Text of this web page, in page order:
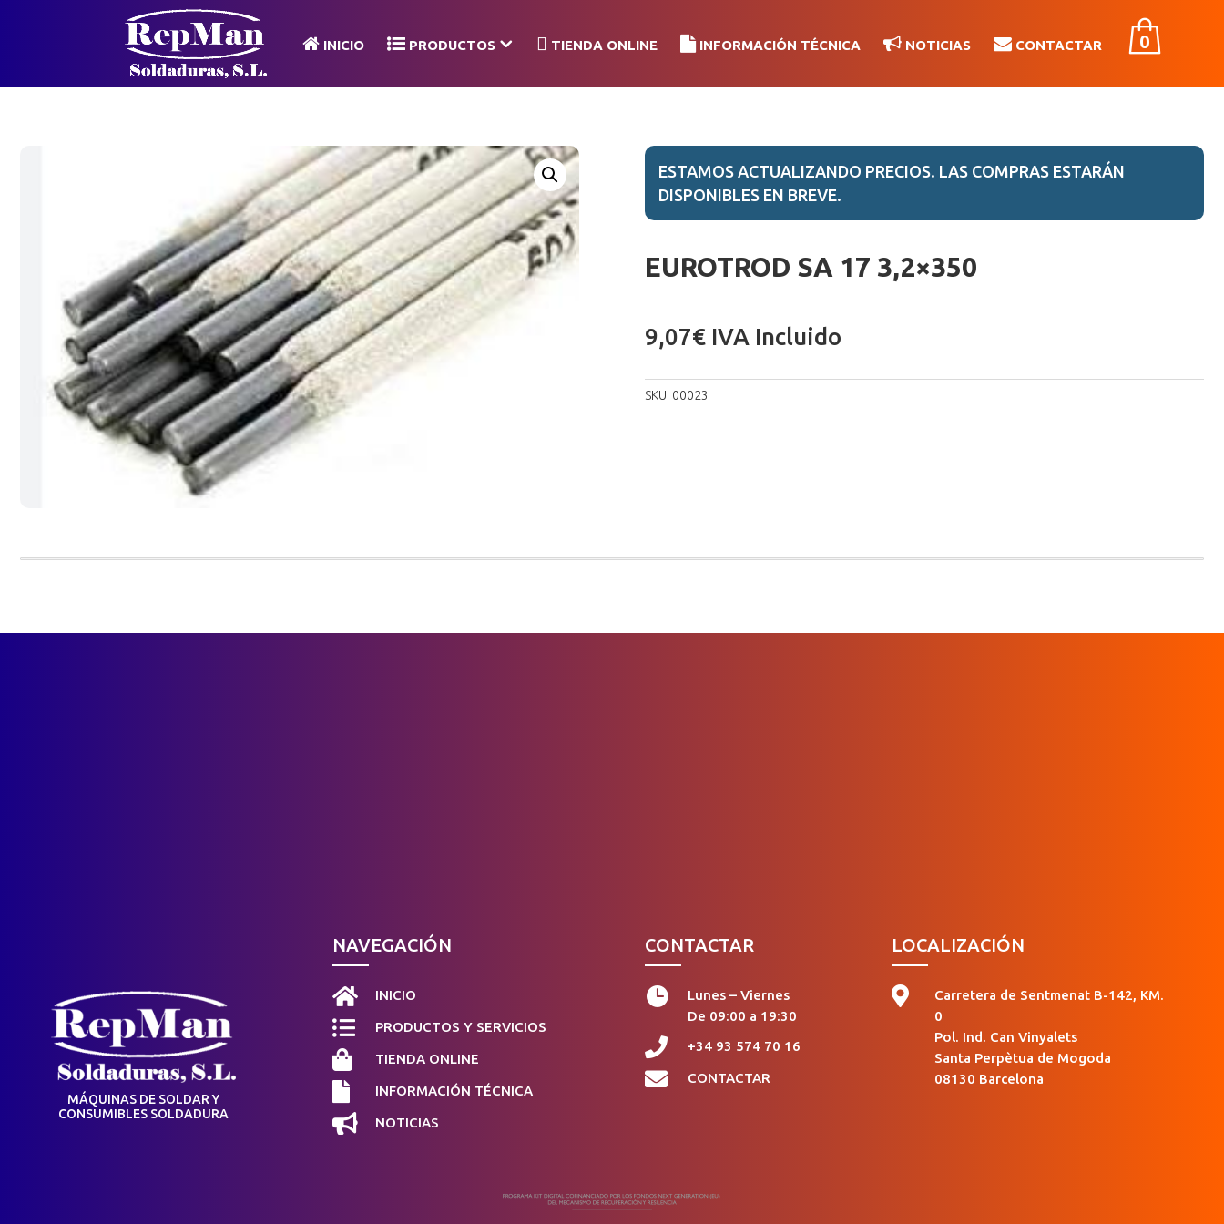
INICIO PRODUCTOS TIENDA ONLINE INFORMACIÓN TÉCNICA NOTICIAS CONTACTAR
ESTAMOS ACTUALIZANDO PRECIOS. LAS COMPRAS ESTARÁN
DISPONIBLES EN BREVE.
EUROTROD SA 17 3,2×350
9,07€ IVA Incluido
SKU: 00023
MÁQUINAS DE SOLDAR Y
CONSUMIBLES SOLDADURA
NAVEGACIÓN
 INICIO
 PRODUCTOS Y SERVICIOS
 TIENDA ONLINE
 INFORMACIÓN TÉCNICA
 NOTICIAS
CONTACTAR

Lunes – Viernes
De 09:00 a 19:30
 +34 93 574 70 16
 CONTACTAR
LOCALIZACIÓN

Carretera de Sentmenat B-142, KM.
0
Pol. Ind. Can Vinyalets
Santa Perpètua de Mogoda
08130 Barcelona
0